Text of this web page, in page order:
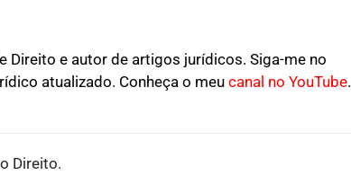
Direito e autor de artigos jurídicos. Siga-me no
atualizado. Conheça o meucanal no YouTube.
Direito.